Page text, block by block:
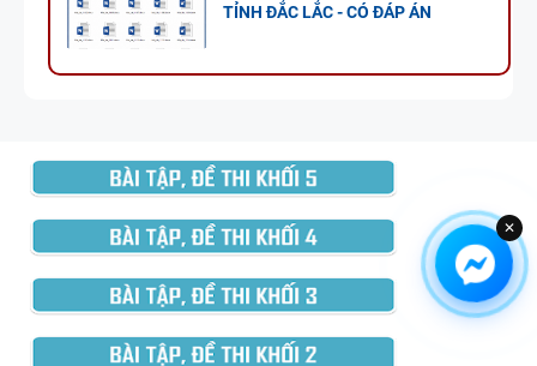
TỈNH ĐẮC LẮC - CÓ ĐÁP ÁN
✕